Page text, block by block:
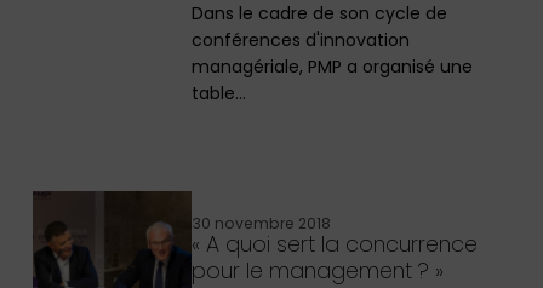
Dans le cadre de son cycle de
conférences d'innovation
managériale, PMP a organisé une
table…
30 novembre 2018
« A quoi sert la concurrence
pour le management ? »